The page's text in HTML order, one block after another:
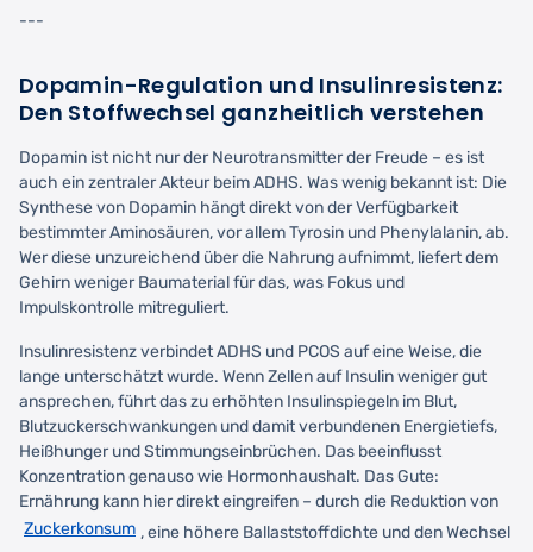
---
Dopamin-Regulation und Insulinresistenz:
Den Stoffwechsel ganzheitlich verstehen
Dopamin ist nicht nur der Neurotransmitter der Freude – es ist
auch ein zentraler Akteur beim ADHS. Was wenig bekannt ist: Die
Synthese von Dopamin hängt direkt von der Verfügbarkeit
bestimmter Aminosäuren, vor allem Tyrosin und Phenylalanin, ab.
Wer diese unzureichend über die Nahrung aufnimmt, liefert dem
Gehirn weniger Baumaterial für das, was Fokus und
Impulskontrolle mitreguliert.
Insulinresistenz verbindet ADHS und PCOS auf eine Weise, die
lange unterschätzt wurde. Wenn Zellen auf Insulin weniger gut
ansprechen, führt das zu erhöhten Insulinspiegeln im Blut,
Blutzuckerschwankungen und damit verbundenen Energietiefs,
Heißhunger und Stimmungseinbrüchen. Das beeinflusst
Konzentration genauso wie Hormonhaushalt. Das Gute:
Ernährung kann hier direkt eingreifen – durch die Reduktion von
Zuckerkonsum , eine höhere Ballaststoffdichte und den Wechsel